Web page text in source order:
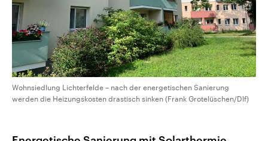
Wohnsiedlung Lichterfelde – nach der energetischen Sanierung
werden die Heizungskosten drastisch sinken (Frank Grotelüschen/Dlf)